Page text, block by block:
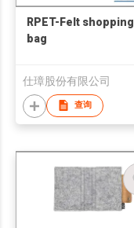
RPET-Felt shopping
bag
仕璋股份有限公司
查询